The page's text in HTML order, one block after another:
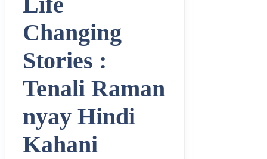
Changing
Stories :
Tenali Raman
nyay Hindi
Kahani